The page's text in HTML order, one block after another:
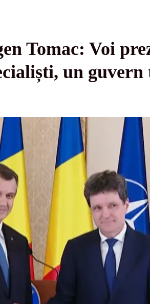
Tomac: Voi
un